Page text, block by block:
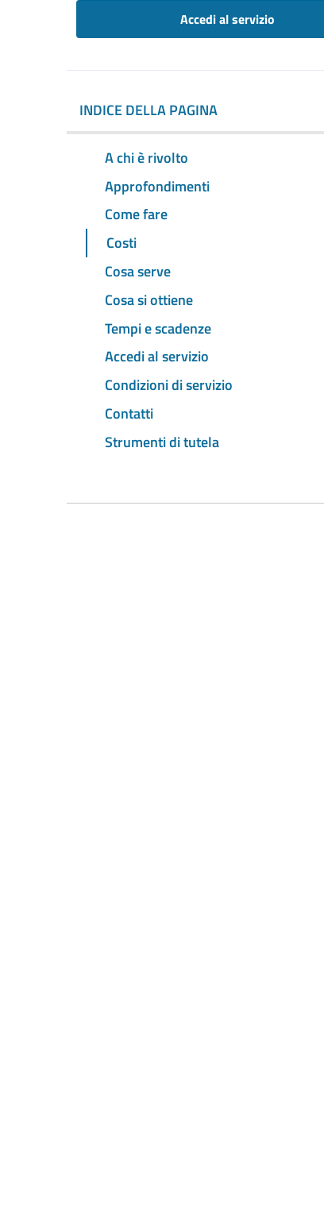
Accedi al servizio
INDICE DELLA PAGINA
A chi è rivolto
Approfondimenti
Come fare
Costi
Cosa serve
Cosa si ottiene
Tempi e scadenze
Accedi al servizio
Condizioni di servizio
Contatti
Strumenti di tutela